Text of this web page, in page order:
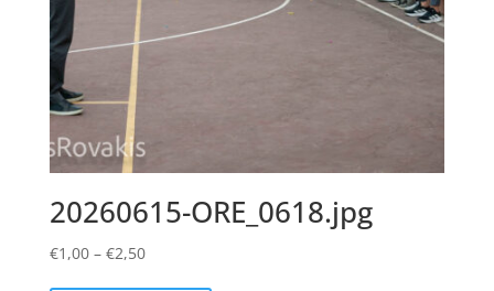
20260615-ORE_0618.jpg
€1,00 – €2,50Price